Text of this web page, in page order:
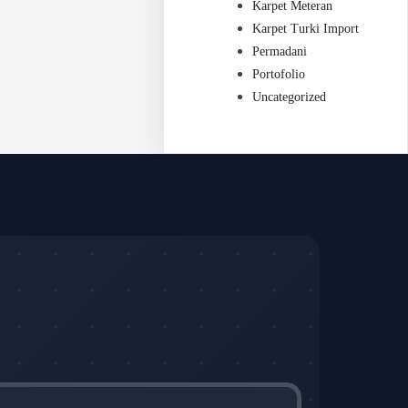
Karpet Meteran
Karpet Turki Import
Permadani
Portofolio
Uncategorized